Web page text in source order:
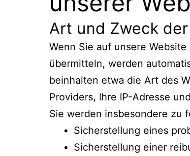
Art und Zweck
Wenn Sie auf unsere
übermitteln, werden
beinhalten etwa die Art des
Providers, Ihre IP-Adresse
Sie werden insbesondere zu
Sicherstellung eines
Sicherstellung einer